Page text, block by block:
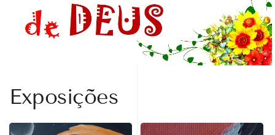
Exposições